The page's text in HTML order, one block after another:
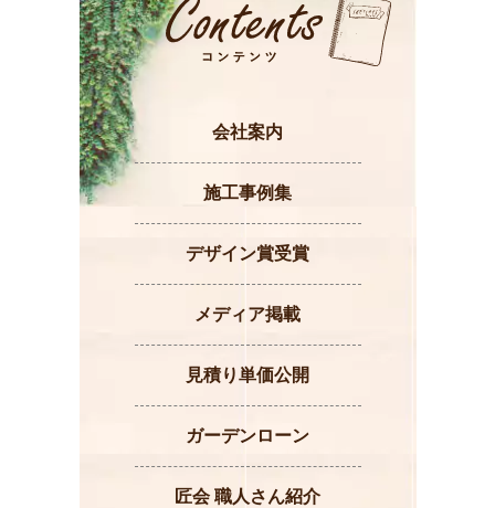
会社案内
施工事例集
デザイン賞受賞
メディア掲載
見積り単価公開
ガーデンローン
匠会 職人さん紹介